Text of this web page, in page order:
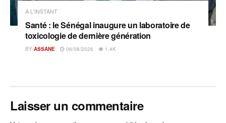
A L'INSTANT
Santé : le Sénégal inaugure un laboratoire de
toxicologie de dernière génération
BY ASSANE 06/08/2026 1.4K
Laisser un commentaire